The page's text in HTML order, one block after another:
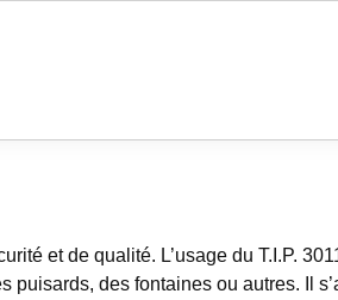
et de qualité. L’usage du T.I.P.
des fontaines ou autres. Il